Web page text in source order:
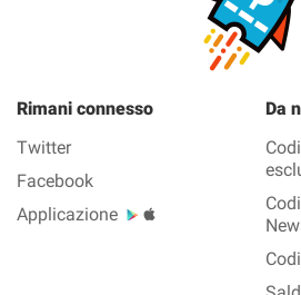
Rimani connesso
Twitter
Facebook
Applicazione
Da